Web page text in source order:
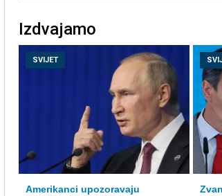
Izdvajamo
SVIJET
Amerikanci upozoravaju